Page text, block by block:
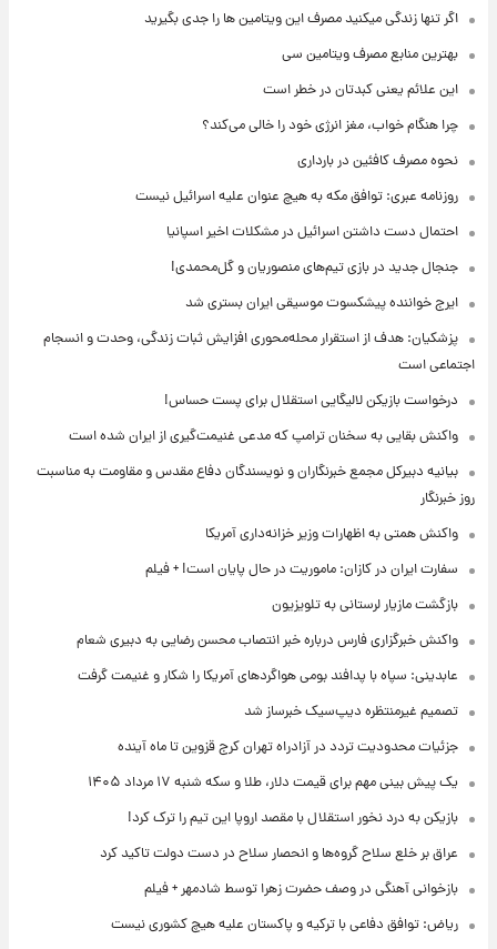
اگر تنها زندگی میکنید مصرف این ویتامین ها را جدی بگیرید
بهترین منابع مصرف ویتامین سی
این علائم یعنی کبدتان در خطر است
چرا هنگام خواب، مغز انرژی خود را خالی می‌کند؟
نحوه مصرف کافئین در بارداری
روزنامه عبری: توافق مکه به هیچ عنوان علیه اسرائیل نیست
احتمال دست داشتن اسرائیل در مشکلات اخیر اسپانیا
جنجال جدید در بازی تیم‌های منصوریان و گل‌محمدی!
ایرج خواننده پیشکسوت موسیقی ایران بستری شد
پزشکیان: هدف از استقرار محله‌محوری افزایش ثبات زندگی، وحدت و انسجام
اجتماعی است
درخواست بازیکن لالیگایی استقلال برای پست حساس!
واکنش بقایی به سخنان ترامپ که مدعی غنیمت‌گیری از ایران شده است
بیانیه دبیرکل مجمع خبرنگاران و نویسندگان دفاع مقدس و مقاومت به مناسبت
روز خبرنگار
واکنش همتی به اظهارات وزیر خزانه‌داری آمریکا
سفارت ایران در کازان: ماموریت در حال پایان است! + فیلم
بازگشت مازیار لرستانی به تلویزیون
واکنش خبرگزاری فارس درباره خبر انتصاب محسن رضایی به دبیری شعام
عابدینی: سپاه با پدافند بومی هواگردهای آمریکا را شکار و غنیمت گرفت
تصمیم غیرمنتظره دیپ‌سیک خبرساز شد
جزئیات محدودیت تردد در آزادراه تهران کرج قزوین تا ماه آینده
یک پیش ‌بینی مهم برای قیمت دلار، طلا و سکه شنبه ۱۷ مرداد ۱۴۰۵
بازیکن به درد نخور استقلال با مقصد اروپا این تیم را ترک کرد!
عراق بر خلع سلاح گروه‌ها و انحصار سلاح در دست دولت تاکید کرد
بازخوانی آهنگی در وصف حضرت زهرا توسط شادمهر + فیلم
ریاض: توافق دفاعی با ترکیه و پاکستان علیه هیچ کشوری نیست